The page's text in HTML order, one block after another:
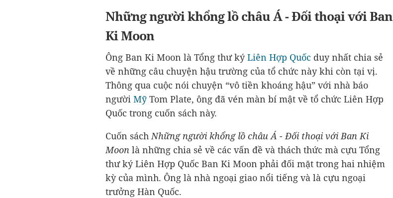
Những người khổng lồ châu Á - Đối thoại với Ban
Ki Moon
Ông Ban Ki Moon là Tổng thư kýLiên Hợp Quốc duy nhất chia sẻ
về những câu chuyện hậu trường của tổ chức này khi còn tại vị.
Thông qua cuộc nói chuyện “vô tiền khoáng hậu” với nhà báo
người MỹTom Plate, ông đã vén màn bí mật về tổ chức Liên Hợp
Quốc trong cuốn sách này.
Cuốn sáchNhững người khổng lồ châu Á - Đối thoại với Ban Ki
Moon là những chia sẻ về các vấn đề và thách thức mà cựu Tổng
thư ký Liên Hợp Quốc Ban Ki Moon phải đối mặt trong hai nhiệm
kỳ của mình. Ông là nhà ngoại giao nổi tiếng và là cựu ngoại
trưởng Hàn Quốc.